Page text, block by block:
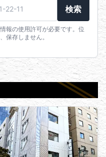
検索
報の使用許可が必要です。位
保存しません。